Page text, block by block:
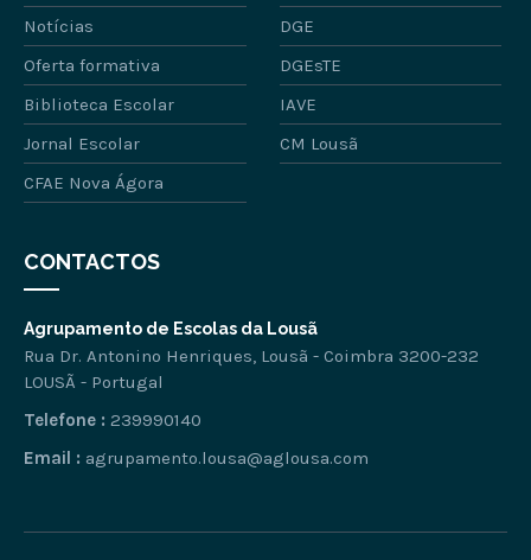
Notícias
DGE
Oferta formativa
DGEsTE
Biblioteca Escolar
IAVE
Jornal Escolar
CM Lousã
CFAE Nova Ágora
CONTACTOS
Agrupamento de Escolas da Lousã
Rua Dr. Antonino Henriques, Lousã - Coimbra 3200-232
LOUSÃ - Portugal
Telefone : 239990140
Email : agrupamento.lousa@aglousa.com